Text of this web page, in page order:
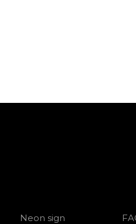
Neon sign